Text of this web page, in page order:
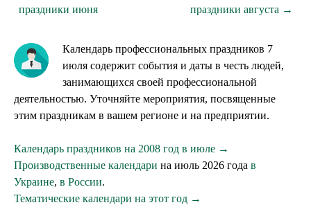
праздники июня
праздники августа →
Календарь профессиональных праздников 7
июля содержит события и даты в честь людей,
занимающихся своей профессиональной
деятельностью. Уточняйте мероприятия, посвященные
этим праздникам в вашем регионе и на предприятии.
Календарь праздников на 2008 год в июле →
Производственные календари на июль 2026 года в
Украине, в России.
Тематические календари на этот год →